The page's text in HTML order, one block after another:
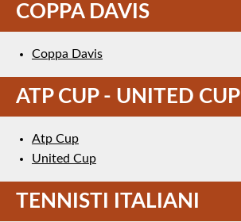
COPPA DAVIS
Coppa Davis
ATP CUP - UNITED CUP
Atp Cup
United Cup
TENNISTI ITALIANI